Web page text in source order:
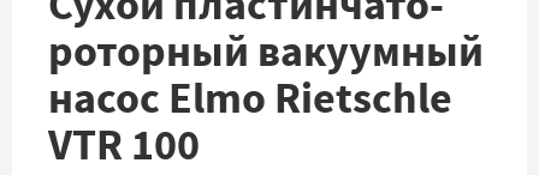
роторный вакуумный
насос Elmo Rietschle
VTR 100